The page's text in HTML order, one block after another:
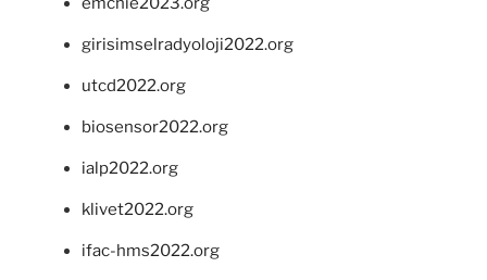
girisimselradyoloji2022.org
utcd2022.org
biosensor2022.org
ialp2022.org
klivet2022.org
ifac-hms2022.org